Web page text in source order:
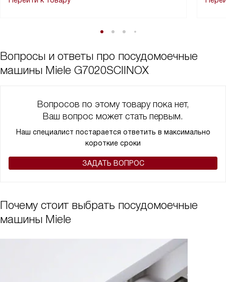
Вопросы и ответы про посудомоечные
машины Miele G7020SCIINOX
Вопросов по этому товару пока нет,
Ваш вопрос может стать первым.
Наш специалист постарается ответить в максимально
короткие сроки
ЗАДАТЬ ВОПРОС
Почему стоит выбрать посудомоечные
машины Miele